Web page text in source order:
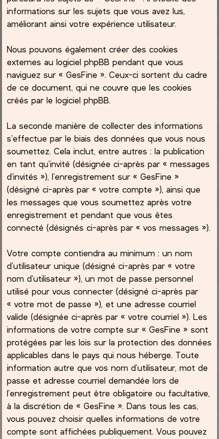
informations sur les sujets que vous avez lus,
améliorant ainsi votre expérience utilisateur.
Nous pouvons également créer des cookies
externes au logiciel phpBB pendant que vous
naviguez sur « GesFine ». Ceux-ci sortent du cadre
de ce document, qui ne couvre que les cookies
créés par le logiciel phpBB.
La seconde manière de collecter des informations
s’effectue par le biais des données que vous nous
soumettez. Cela inclut, entre autres : la publication
en tant qu’invité (désignée ci-après par « messages
d’invités »), l’enregistrement sur « GesFine »
(désigné ci-après par « votre compte »), ainsi que
les messages que vous soumettez après votre
enregistrement et pendant que vous êtes
connecté (désignés ci-après par « vos messages »).
Votre compte contiendra au minimum : un nom
d’utilisateur unique (désigné ci-après par « votre
nom d’utilisateur »), un mot de passe personnel
utilisé pour vous connecter (désigné ci-après par
« votre mot de passe »), et une adresse courriel
valide (désignée ci-après par « votre courriel »). Les
informations de votre compte sur « GesFine » sont
protégées par les lois sur la protection des données
applicables dans le pays qui nous héberge. Toute
information autre que vos nom d’utilisateur, mot de
passe et adresse courriel demandée lors de
l’enregistrement peut être obligatoire ou facultative,
à la discrétion de « GesFine ». Dans tous les cas,
vous pouvez choisir quelles informations de votre
compte sont affichées publiquement. Vous pouvez